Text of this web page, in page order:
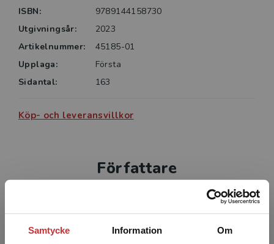
Samtycke Information Om
ISBN:
9789144158730
Utgivningsår:
2023
Artikelnummer:
45185-01
Upplaga:
Första
Sidantal:
163
Köp- och leveransvillkor
Författare